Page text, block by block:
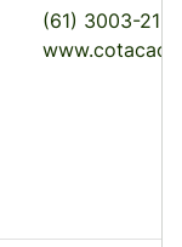
(61) 3003-